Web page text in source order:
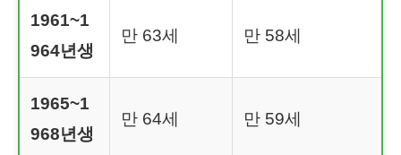
1961~1
964년생
만 63세 만 58세
1965~1
968년생
만 64세 만 59세